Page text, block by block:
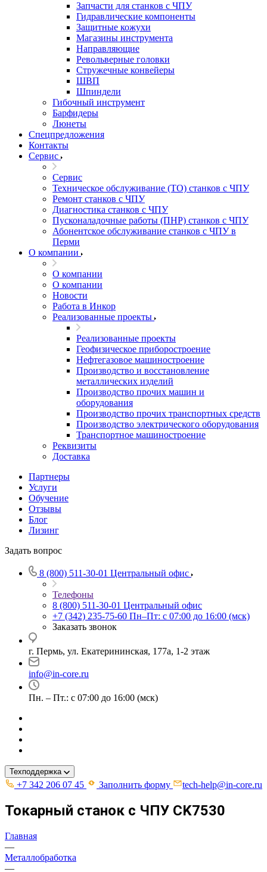
Запчасти для станков с ЧПУ
Гидравлические компоненты
Защитные кожухи
Магазины инструмента
Направляющие
Револьверные головки
Стружечные конвейеры
ШВП
Шпиндели
Гибочный инструмент
Барфидеры
Люнеты
Спецпредложения
Контакты
Сервис
Сервис
Техническое обслуживание (ТО) станков с ЧПУ
Ремонт станков с ЧПУ
Диагностика станков с ЧПУ
Пусконаладочные работы (ПНР) станков с ЧПУ
Абонентское обслуживание станков с ЧПУ в
Перми
О компании
О компании
О компании
Новости
Работа в Инкор
Реализованные проекты
Реализованные проекты
Геофизическое приборостроение
Нефтегазовое машиностроение
Производство и восстановление
металлических изделий
Производство прочих машин и
оборудования
Производство прочих транспортных средств
Производство электрического оборудования
Транспортное машиностроение
Реквизиты
Доставка
Партнеры
Услуги
Обучение
Отзывы
Блог
Лизинг
Задать вопрос
8 (800) 511-30-01 Центральный офис
Телефоны
8 (800) 511-30-01 Центральный офис
+7 (342) 235-75-60 Пн–Пт: с 07:00 до 16:00 (мск)
Заказать звонок
г. Пермь, ул. ​Екатерининская, 177а, ​1-2 этаж
info@in-core.ru
Пн. – Пт.: с 07:00 до 16:00 (мск)
Техподдержка
+7 342 206 07 45 Заполнить форму tech-help@in-core.ru
Токарный станок с ЧПУ CK7530
Главная
—
Металлобработка
—